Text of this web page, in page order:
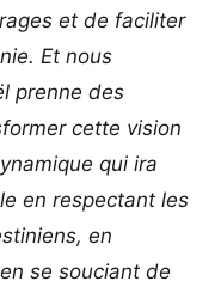
et de faciliter
Et nous
prenne des
cette vision
qui ira
en respectant les
en
se souciant de